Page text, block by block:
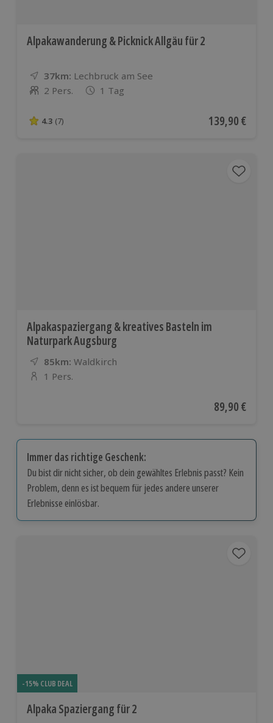
Alpakawanderung & Picknick Allgäu für 2
37km: Entfernung
Standort
Lechbruck am See
Anzahl der Teilnehmer
2 Pers. 1 Tag
4.3 von 5 Sternen basierend auf 7 Bewertungen
4.3 (7) Aktueller Preis
139,90 €
Alpakaspaziergang & kreatives Basteln im
Naturpark Augsburg
85km: Entfernung
Standort
Waldkirch
Anzahl der Teilnehmer
1 Pers.
Aktueller
89,90 €
Immer das richtige Geschenk:
Du bist dir nicht sicher, ob dein gewähltes Erlebnis passt? Kein
Problem, denn es ist bequem für jedes andere unserer
Erlebnisse einlösbar.
-15% CLUB DEAL
Alpaka Spaziergang für 2